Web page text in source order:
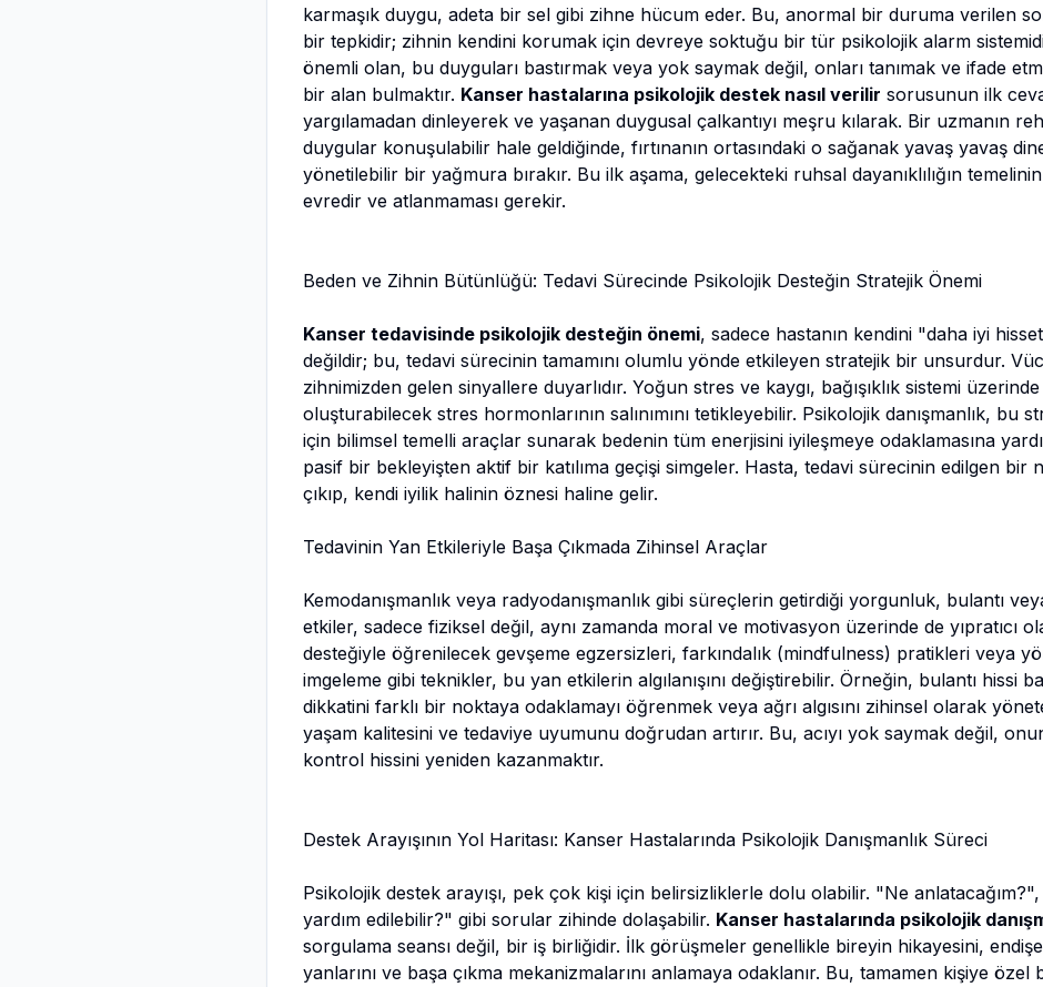
karmaşık duygu, adeta bir sel gibi zihne hücum eder. Bu, anormal bir duruma verilen
bir tepkidir; zihnin kendini korumak için devreye soktuğu bir tür psikolojik alarm
önemli olan, bu duyguları bastırmak veya yok saymak değil, onları tanımak ve ifade
bir alan bulmaktır. Kanser hastalarına psikolojik destek nasıl verilir sorusunun ilk
yargılamadan dinleyerek ve yaşanan duygusal çalkantıyı meşru kılarak. Bir uzmanın
duygular konuşulabilir hale geldiğinde, fırtınanın ortasındaki o sağanak yavaş yavaş
yönetilebilir bir yağmura bırakır. Bu ilk aşama, gelecekteki ruhsal dayanıklılığın temelinin
evredir ve atlanmaması gerekir.
Beden ve Zihnin Bütünlüğü: Tedavi Sürecinde Psikolojik Desteğin Stratejik Önemi
Kanser tedavisinde psikolojik desteğin önemi, sadece hastanın kendini "daha iyi
değildir; bu, tedavi sürecinin tamamını olumlu yönde etkileyen stratejik bir unsurdur.
zihnimizden gelen sinyallere duyarlıdır. Yoğun stres ve kaygı, bağışıklık sistemi üzerinde
oluşturabilecek stres hormonlarının salınımını tetikleyebilir. Psikolojik danışmanlık, bu
için bilimsel temelli araçlar sunarak bedenin tüm enerjisini iyileşmeye odaklamasına
pasif bir bekleyişten aktif bir katılıma geçişi simgeler. Hasta, tedavi sürecinin edilgen bir
çıkıp, kendi iyilik halinin öznesi haline gelir.
Tedavinin Yan Etkileriyle Başa Çıkmada Zihinsel Araçlar
Kemodanışmanlık veya radyodanışmanlık gibi süreçlerin getirdiği yorgunluk, bulantı
etkiler, sadece fiziksel değil, aynı zamanda moral ve motivasyon üzerinde de yıpratıcı
desteğiyle öğrenilecek gevşeme egzersizleri, farkındalık (mindfulness) pratikleri veya
imgeleme gibi teknikler, bu yan etkilerin algılanışını değiştirebilir. Örneğin, bulantı hissi
dikkatini farklı bir noktaya odaklamayı öğrenmek veya ağrı algısını zihinsel olarak
yaşam kalitesini ve tedaviye uyumunu doğrudan artırır. Bu, acıyı yok saymak değil,
kontrol hissini yeniden kazanmaktır.
Destek Arayışının Yol Haritası: Kanser Hastalarında Psikolojik Danışmanlık Süreci
Psikolojik destek arayışı, pek çok kişi için belirsizliklerle dolu olabilir. "Ne
yardım edilebilir?" gibi sorular zihinde dolaşabilir. Kanser hastalarında psikolojik
sorgulama seansı değil, bir iş birliğidir. İlk görüşmeler genellikle bireyin hikayesini,
yanlarını ve başa çıkma mekanizmalarını anlamaya odaklanır. Bu, tamamen kişiye özel